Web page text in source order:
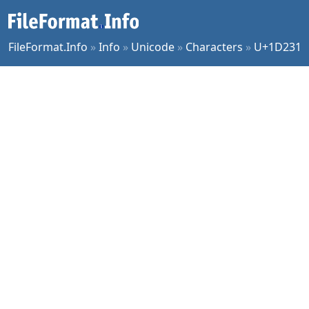
FileFormat.Info »Info » Unicode » Characters » U+1D231